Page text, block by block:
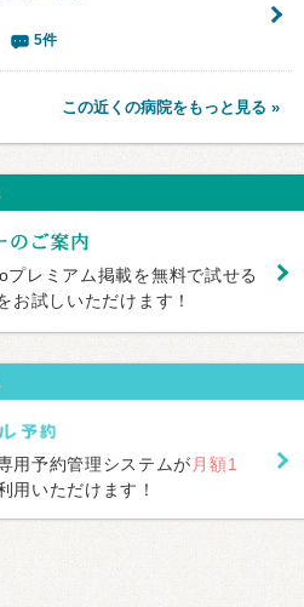
5件
この近くの病院をもっと見る »
プレミアム掲載を無料で試せる
お試しいただけます！
用予約管理システムが 月額1
用いただけます！